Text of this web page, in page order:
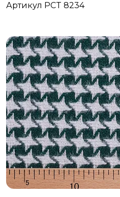
Артикул PCT 8234